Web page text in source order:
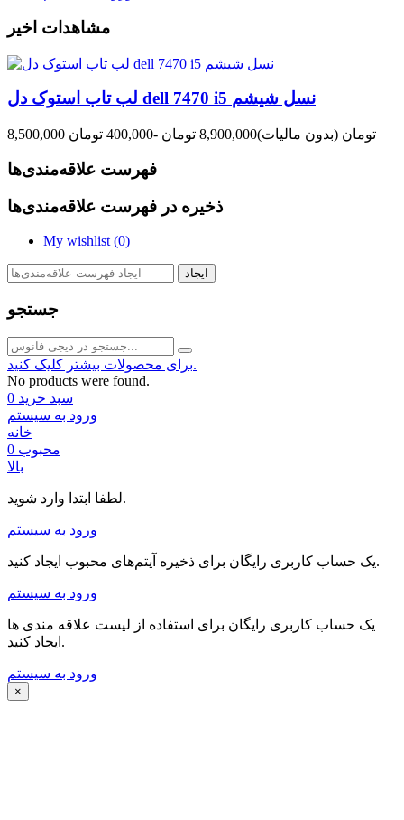
مشاهدات اخیر
لب تاب استوک دل dell 7470 i5 نسل شیشم
8,500,000 تومان (بدون مالیات)8,900,000 تومان -400,000 تومان
فهرست علاقه‌مندی‌ها
ذخیره در فهرست علاقه‌مندی‌ها
My wishlist (0)
ایجاد
جستجو
برای محصولات بیشتر کلیک کنید.
No products were found.
سبد خرید 0
ورود به سیستم
خانه
محبوب 0
بالا
لطفا ابتدا وارد شوید.
ورود به سیستم
یک حساب کاربری رایگان برای ذخیره آیتم‌های محبوب ایجاد کنید.
ورود به سیستم
یک حساب کاربری رایگان برای استفاده از لیست علاقه مندی ها
ایجاد کنید.
ورود به سیستم
×